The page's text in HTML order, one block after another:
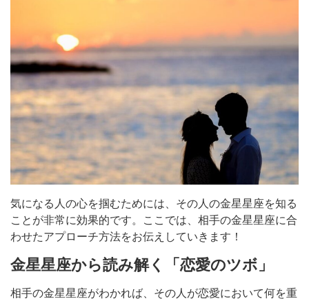
気になる人の心を掴むためには、その人の金星星座を知る
ことが非常に効果的です。ここでは、相手の金星星座に合
わせたアプローチ方法をお伝えしていきます！
金星星座から読み解く「恋愛のツボ」
相手の金星星座がわかれば、その人が恋愛において何を重